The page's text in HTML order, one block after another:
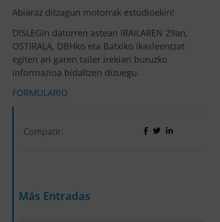
Abiaraz ditzagun motorrak estudioekin!
DISLEGIn datorren astean IRAILAREN 29an,
OSTIRALA, DBHko eta Batxiko ikasleentzat
egiten ari garen tailer irekiari buruzko
informazioa bidaltzen dizuegu.
FORMULARIO
Compatir:
Más Entradas